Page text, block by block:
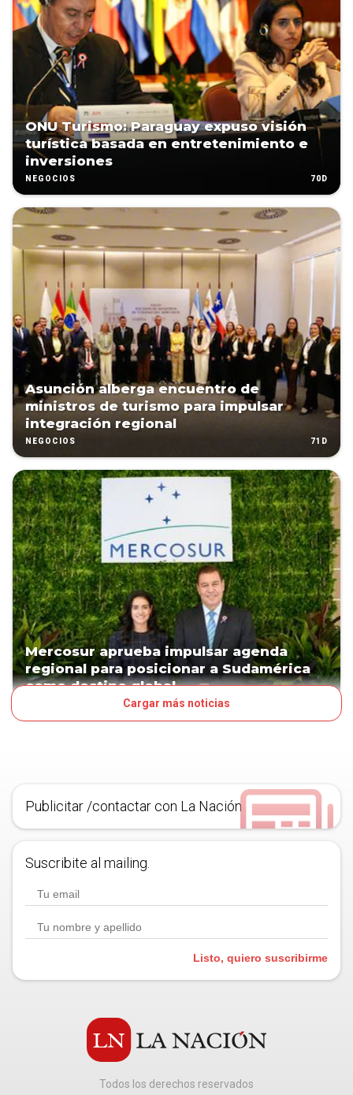
ONU Turismo: Paraguay expuso visión
turística basada en entretenimiento e
inversiones
NEGOCIOS 70D
Asunción alberga encuentro de
ministros de turismo para impulsar
integración regional
NEGOCIOS 71D
Mercosur aprueba impulsar agenda
regional para posicionar a Sudamérica
como destino global
Cargar más noticias
Publicitar /contactar con La Nación
Suscribite al mailing.
Listo, quiero suscribirme
Todos los derechos reservados